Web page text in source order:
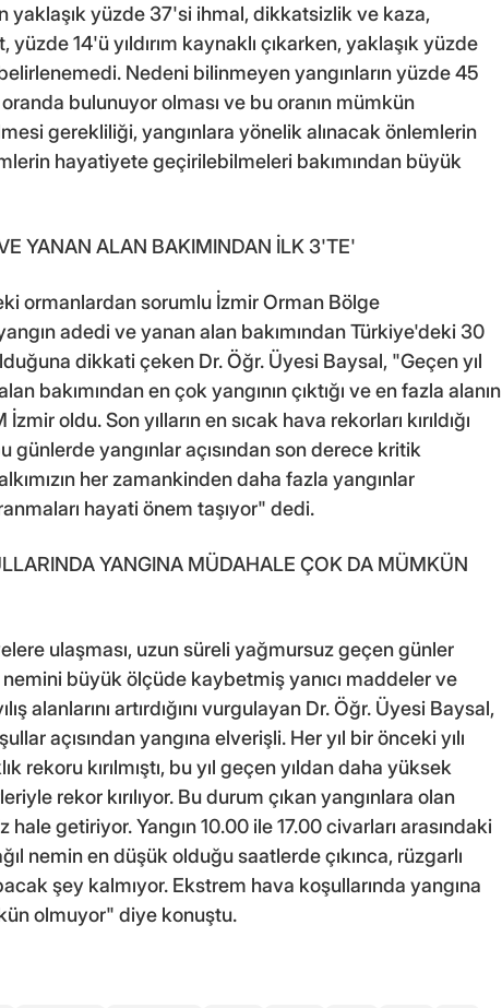
yaklaşık yüzde 37'si ihmal, dikkatsizlik ve kaza,
yüzde 14'ü yıldırım kaynaklı çıkarken, yaklaşık yüzde
Nedeni bilinmeyen yangınların yüzde 45
bulunuyor olması ve bu oranın mümkün
gerekliliği, yangınlara yönelik alınacak önlemlerin
hayatiyete geçirilebilmeleri bakımından büyük
YANAN ALAN BAKIMINDAN İLK 3'TE'
ormanlardan sorumlu İzmir Orman Bölge
adedi ve yanan alan bakımından Türkiye'deki 30
dikkati çeken Dr. Öğr. Üyesi Baysal, "Geçen yıl
bakımından en çok yangının çıktığı ve en fazla alanın
oldu. Son yılların en sıcak hava rekorları kırıldığı
günlerde yangınlar açısından son derece kritik
her zamankinden daha fazla yangınlar
hayati önem taşıyor" dedi.
YANGINA MÜDAHALE ÇOK DA MÜMKÜN
ulaşması, uzun süreli yağmursuz geçen günler
büyük ölçüde kaybetmiş yanıcı maddeler ve
alanlarını artırdığını vurgulayan Dr. Öğr. Üyesi Baysal,
açısından yangına elverişli. Her yıl bir önceki yılı
rekoru kırılmıştı, bu yıl geçen yıldan daha yüksek
rekor kırılıyor. Bu durum çıkan yangınlara olan
getiriyor. Yangın 10.00 ile 17.00 civarları arasındaki
nemin en düşük olduğu saatlerde çıkınca, rüzgarlı
şey kalmıyor. Ekstrem hava koşullarında yangına
olmuyor" diye konuştu.